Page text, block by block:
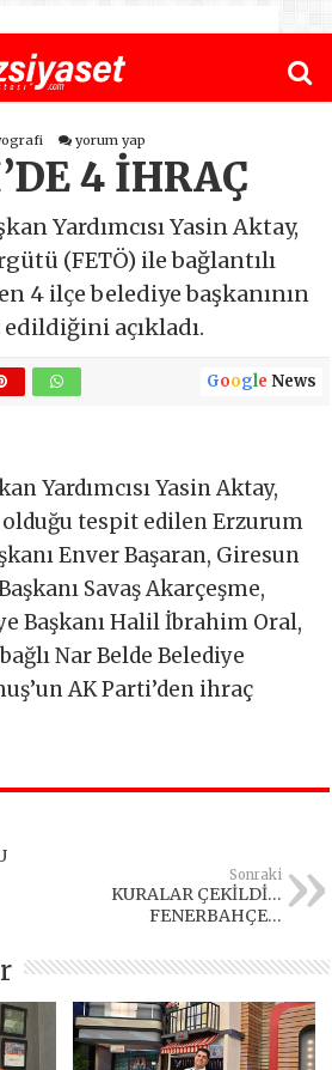
yorum yap
4 İHRAÇ
Yardımcısı Yasin Aktay,
(FETÖ) ile bağlantılı
4 ilçe belediye başkanının
açıkladı.
Google News
Yardımcısı Yasin Aktay,
olduğu tespit edilen Erzurum
Enver Başaran, Giresun
Savaş Akarçeşme,
Başkanı Halil İbrahim Oral,
Nar Belde Belediye
AK Parti’den ihraç
Sonraki
KURALAR ÇEKİLDİ…
FENERBAHÇE…